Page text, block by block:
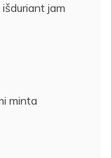
jam
minta